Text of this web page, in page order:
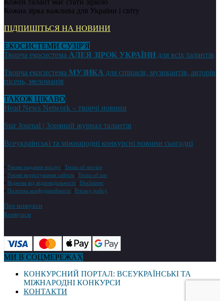
Кожна зірка важлива для України і світу
ПІДПИШІТЬСЯ НА НОВИНИ
ЕКОСИСТЕМИ СУЗІР'Я
Творча екосистема АЛЕЯ ЗІРОК УКРАЇНИ для всіх талантів
Творча екосистема МУЗИКА для співаків, музикантів, авторів
пісень, меломанів
ТАКОЖ ЦІКАВО
Head News Network – творчі новини
Star Journal | Зоряний журнал талантів
Всеукраїнські та міжнародні конкурсні новини сьогодні
• Умови надання послуг
Terms of service
• Умови користування сайтом
Terms of use
• Відмова від відповідальності
Disclaimer
• Політика конфіденційності Privacy policy
Про конкурси
Конкурси
МИ В СОЦМЕРЕЖАХ
КОНКУРСНИЙ ПОРТАЛ: ВСЕУКРАЇНСЬКІ ТА
МІЖНАРОДНІ КОНКУРСИ
КОНТАКТИ